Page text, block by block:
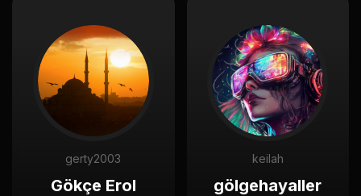
gerty2003
Gökçe Erol
keilah
gölgehayaller